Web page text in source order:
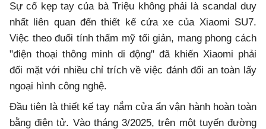
Sự cố kẹp tay của bà Triệu không phải là scandal duy
nhất liên quan đến thiết kế cửa xe của Xiaomi SU7.
Việc theo đuổi tính thẩm mỹ tối giản, mang phong cách
"điện thoại thông minh di động" đã khiến Xiaomi phải
đối mặt với nhiều chỉ trích về việc đánh đổi an toàn lấy
ngoại hình công nghệ.
Đầu tiên là thiết kế tay nắm cửa ẩn vận hành hoàn toàn
bằng điện tử. Vào tháng 3/2025, trên một tuyến đường